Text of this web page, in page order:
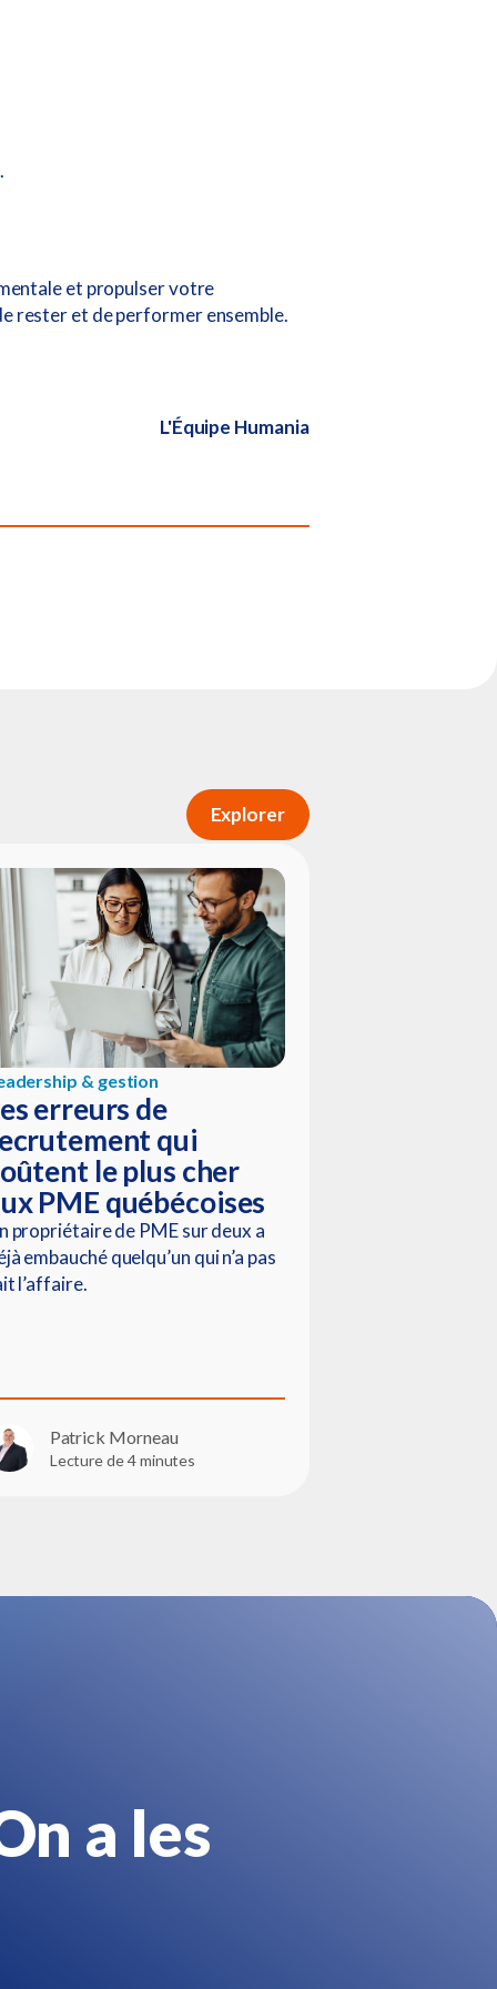
et propulser votre
rester et de performer ensemble.
L'Équipe Humania
Explorer
& gestion
erreurs de
qui
le plus cher
PME québécoises
propriétaire de PME sur deux a
embauché quelqu’un qui n’a pas
l’affaire.
Patrick Morneau
Lecture de 4 minutes
a les